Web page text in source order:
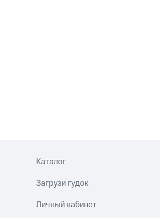
Каталог
Загрузи гудок
Личный кабинет